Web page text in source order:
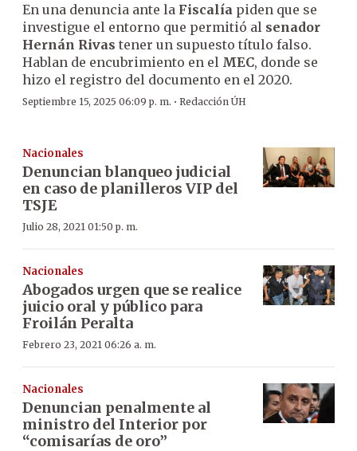
En una denuncia ante la Fiscalía piden que se
investigue el entorno que permitió al senador
Hernán Rivas tener un supuesto título falso.
Hablan de encubrimiento en el MEC, donde se
hizo el registro del documento en el 2020.
Septiembre 15, 2025 06:09 p. m. · Redacción ÚH
Nacionales
Denuncian blanqueo judicial
en caso de planilleros VIP del
TSJE
Julio 28, 2021 01:50 p. m.
Nacionales
Abogados urgen que se realice
juicio oral y público para
Froilán Peralta
Febrero 23, 2021 06:26 a. m.
Nacionales
Denuncian penalmente al
ministro del Interior por
“comisarías de oro”